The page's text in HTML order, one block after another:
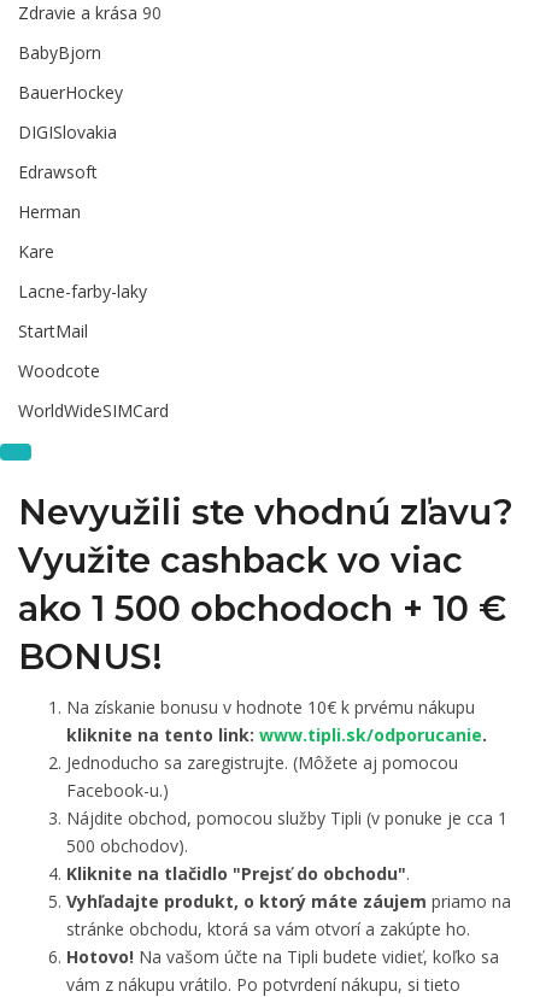
Zdravie a krása 90
BabyBjorn
BauerHockey
DIGISlovakia
Edrawsoft
Herman
Kare
Lacne-farby-laky
StartMail
Woodcote
WorldWideSIMCard
Nevyužili ste vhodnú zľavu?
Využite cashback vo viac
ako 1 500 obchodoch + 10 €
BONUS!
Na získanie bonusu v hodnote 10€ k prvému nákupu
kliknite na tento link: www.tipli.sk/odporucanie.
Jednoducho sa zaregistrujte. (Môžete aj pomocou
Facebook-u.)
Nájdite obchod, pomocou služby Tipli (v ponuke je cca 1
500 obchodov).
Kliknite na tlačidlo "Prejsť do obchodu".
Vyhľadajte produkt, o ktorý máte záujem priamo na
stránke obchodu, ktorá sa vám otvorí a zakúpte ho.
Hotovo! Na vašom účte na Tipli budete vidieť, koľko sa
vám z nákupu vrátilo. Po potvrdení nákupu, si tieto